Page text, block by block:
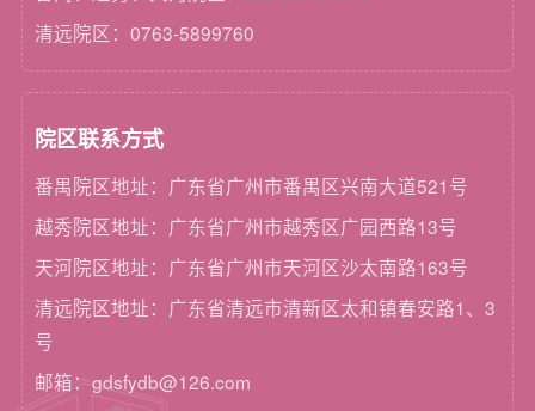
清远院区：0763-5899760
院区联系方式
番禺院区地址：广东省广州市番禺区兴南大道521号
越秀院区地址：广东省广州市越秀区广园西路13号
天河院区地址：广东省广州市天河区沙太南路163号
清远院区地址：广东省清远市清新区太和镇春安路1、3
号
邮箱：gdsfydb@126.com